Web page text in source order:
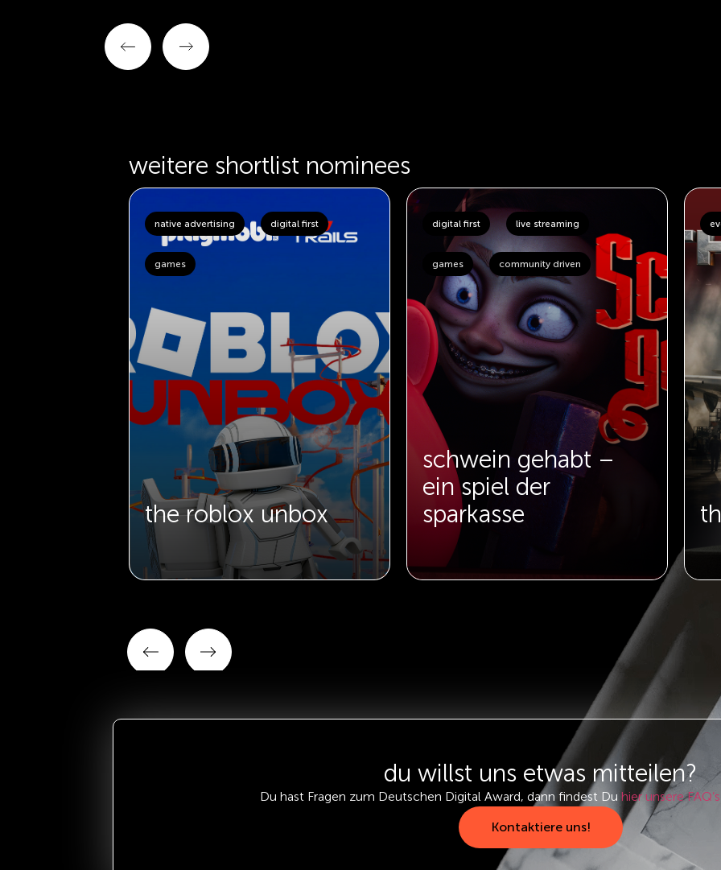
weitere shortlist nominees
native advertising digital first
games
the roblox unbox
digital first live streaming
games community driven
schwein gehabt –
ein spiel der
sparkasse
du willst uns etwas mitteilen?
Du hast Fragen zum Deutschen Digital Award, dann findest Du hier unsere FAQ’s
Kontaktiere uns!